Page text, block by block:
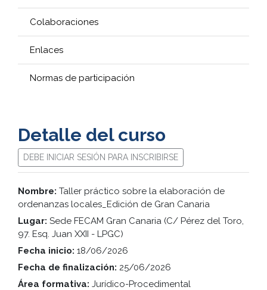
Colaboraciones
Enlaces
Normas de participación
Detalle del curso
DEBE INICIAR SESIÓN PARA INSCRIBIRSE
Nombre: Taller práctico sobre la elaboración de
ordenanzas locales_Edición de Gran Canaria
Lugar: Sede FECAM Gran Canaria (C/ Pérez del Toro,
97. Esq. Juan XXII - LPGC)
Fecha inicio: 18/06/2026
Fecha de finalización: 25/06/2026
Área formativa: Jurídico-Procedimental